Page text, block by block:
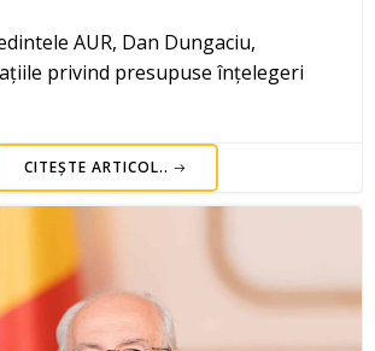
AUR, Dan Dungaciu,
privind presupuse înțelegeri
CITEȘTE ARTICOL..